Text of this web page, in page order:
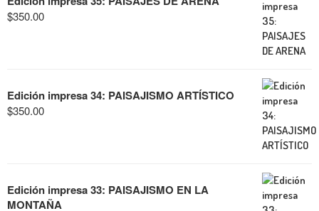
$350.00
Edición impresa 34: PAISAJISMO ARTÍSTICO
$350.00
Edición impresa 33: PAISAJISMO EN LA
MONTAÑA